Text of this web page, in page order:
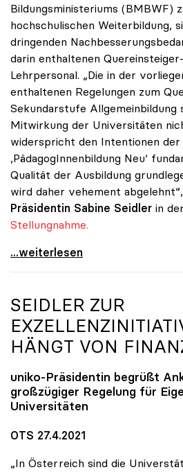
Bildungsministeriums (BMBWF)
hochschulischen Weiterbildung,
dringenden
darin enthaltenen
Lehrpersonal. „Die in der
enthaltenen Regelungen zum
Sekundarstufe Allgemeinbildung
Mitwirkung der Universitäten
widerspricht den Intentionen der
,PädagogInnenbildung Neu‘
Qualität der Ausbildung
wird daher vehement
Präsidentin Sabine Seidler in
Stellungnahme.
Quereinsteiger-Studium: uniko
...weiterlesen
SEIDLER ZUR
HÄNGT VON
uniko-Präsidentin begrüßt
großzügiger Regelung für
Universitäten
OTS 27.4.2021
„In Österreich sind die